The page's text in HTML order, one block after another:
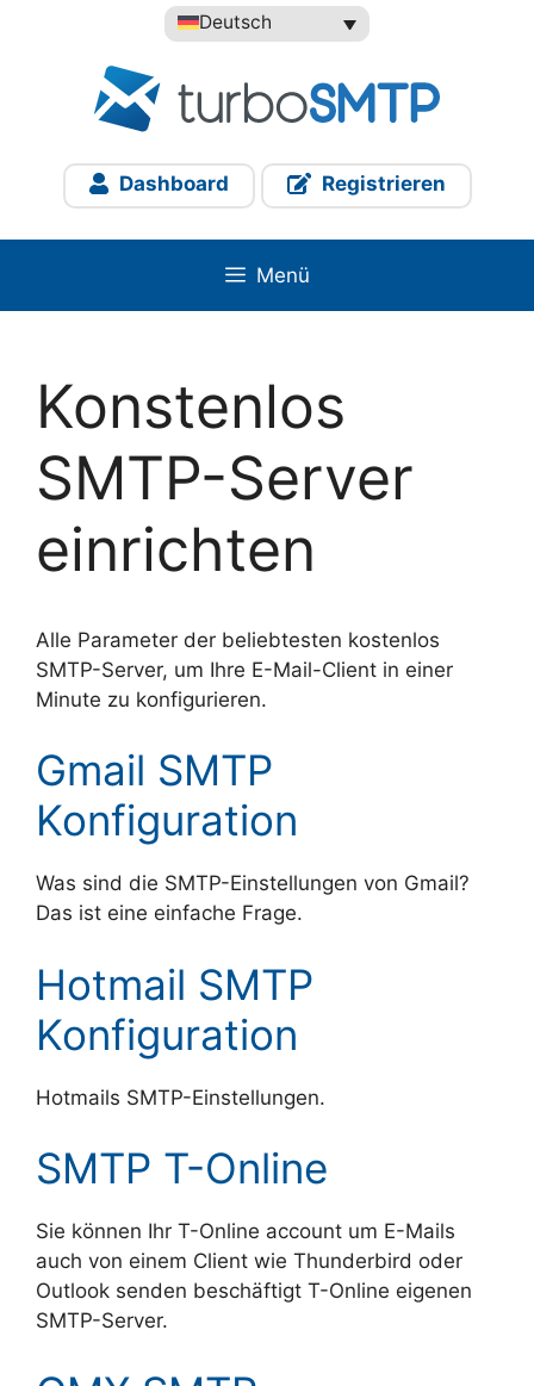
Deutsch
Dashboard Registrieren
Menü
Konstenlos
SMTP-Server
einrichten
Alle Parameter der beliebtesten kostenlos
SMTP-Server, um Ihre E-Mail-Client in einer
Minute zu konfigurieren.
Gmail SMTP
Konfiguration
Was sind die SMTP-Einstellungen von Gmail?
Das ist eine einfache Frage.
Hotmail SMTP
Konfiguration
Hotmails SMTP-Einstellungen .
SMTP T-Online
Sie können Ihr T-Online account um E-Mails
auch von einem Client wie Thunderbird oder
Outlook senden beschäftigt T-Online eigenen
SMTP-Server.